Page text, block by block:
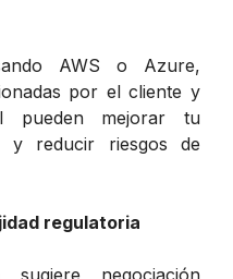
AWS o Azure,
por el cliente y
pueden mejorar tu
y reducir riesgos de
regulatoria
sugiere negociación